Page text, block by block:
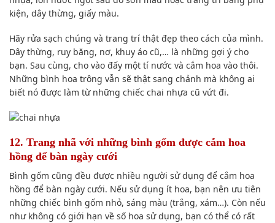
kiện, dây thừng, giấy màu.
Hãy rửa sạch chúng và trang trí thật đẹp theo cách của mình.
Dây thừng, ruy băng, nơ, khuy áo cũ,… là những gợi ý cho
bạn. Sau cùng, cho vào đấy một tí nước và cắm hoa vào thôi.
Những bình hoa trông vẫn sẽ thật sang chảnh mà không ai
biết nó được làm từ những chiếc chai nhựa cũ vứt đi.
12. Trang nhã với những bình gốm được cắm hoa
hồng để bàn ngày cưới
Bình gốm cũng đều được nhiều người sử dụng để cắm hoa
hồng để bàn ngày cưới. Nếu sử dụng ít hoa, bạn nên ưu tiên
những chiếc bình gốm nhỏ, sáng màu (trắng, xám…). Còn nếu
như không có giới hạn về số hoa sử dụng, bạn có thể có rất